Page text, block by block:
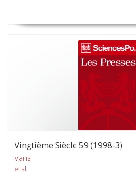
Vingtième Siècle 59 (1998-3)
Varia
et al.